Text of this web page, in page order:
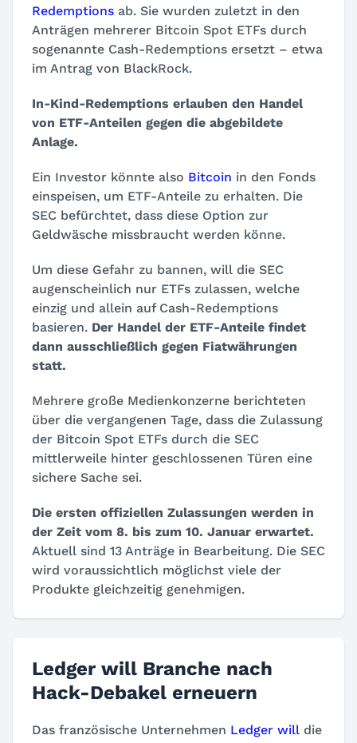
Redemptions ab. Sie wurden zuletzt in den
Anträgen mehrerer Bitcoin Spot ETFs durch
sogenannte Cash-Redemptions ersetzt – etwa
im Antrag von BlackRock.
In-Kind-Redemptions erlauben den Handel
von ETF-Anteilen gegen die abgebildete
Anlage.
Ein Investor könnte also Bitcoin in den Fonds
einspeisen, um ETF-Anteile zu erhalten. Die
SEC befürchtet, dass diese Option zur
Geldwäsche missbraucht werden könne.
Um diese Gefahr zu bannen, will die SEC
augenscheinlich nur ETFs zulassen, welche
einzig und allein auf Cash-Redemptions
basieren. Der Handel der ETF-Anteile findet
dann ausschließlich gegen Fiatwährungen
statt.
Mehrere große Medienkonzerne berichteten
über die vergangenen Tage, dass die Zulassung
der Bitcoin Spot ETFs durch die SEC
mittlerweile hinter geschlossenen Türen eine
sichere Sache sei.
Die ersten offiziellen Zulassungen werden in
der Zeit vom 8. bis zum 10. Januar erwartet.
Aktuell sind 13 Anträge in Bearbeitung. Die SEC
wird voraussichtlich möglichst viele der
Produkte gleichzeitig genehmigen.
Ledger will Branche nach
Hack-Debakel erneuern
Das französische Unternehmen Ledger will die